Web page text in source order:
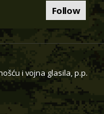
Follow
i vojna glasila, p.p.